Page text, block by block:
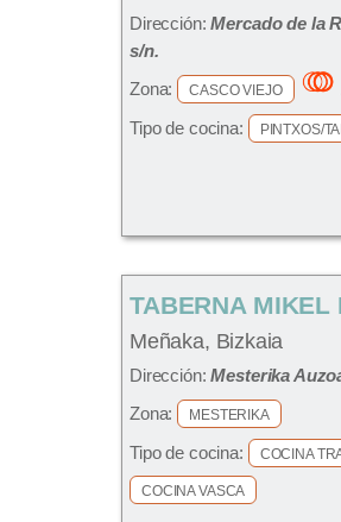
Dirección:Mercado de la
s/n.
Zona:
CASCO VIEJO
Tipo de cocina: PINTXOS/
TABERNA MIKEL
Meñaka, Bizkaia
Dirección:Mesterika
Zona:
MESTERIKA
Tipo de cocina: COCINA
COCINA VASCA